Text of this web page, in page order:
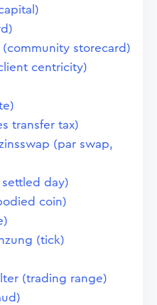
storecard)
centricity)
transfer tax)
(par swap,
day)
coin)
(tick)
(trading range)